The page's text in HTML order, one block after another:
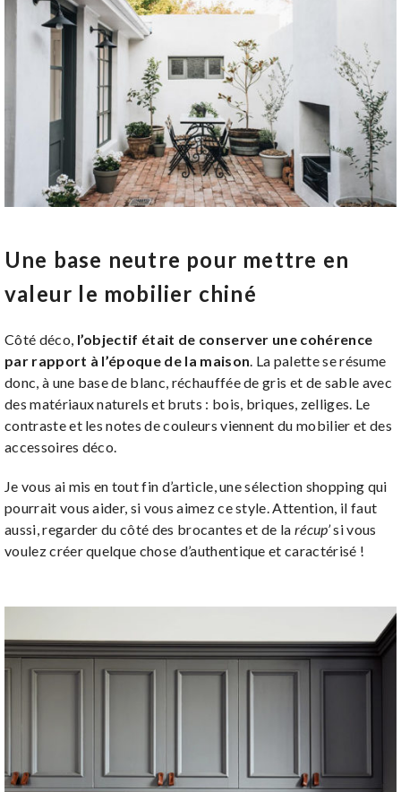
Une base neutre pour mettre en
valeur le mobilier chiné
Côté déco, l’objectif était de conserver une cohérence
par rapport à l’époque de la maison . La palette se résume
donc, à une base de blanc, réchauffée de gris et de sable avec
des matériaux naturels et bruts : bois, briques, zelliges. Le
contraste et les notes de couleurs viennent du mobilier et des
accessoires déco.
Je vous ai mis en tout fin d’article, une sélection shopping qui
pourrait vous aider, si vous aimez ce style. Attention, il faut
aussi, regarder du côté des brocantes et de larécup’si vous
voulez créer quelque chose d’authentique et caractérisé !